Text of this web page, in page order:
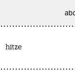
hitze